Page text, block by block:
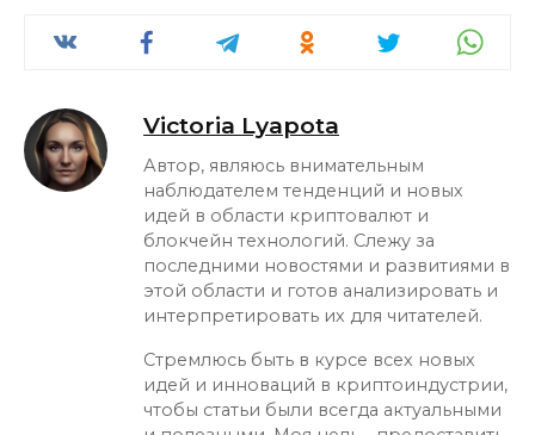
Victoria Lyapota
Автор, являюсь внимательным
наблюдателем тенденций и новых
идей в области криптовалют и
блокчейн технологий. Слежу за
последними новостями и развитиями в
этой области и готов анализировать и
интерпретировать их для читателей.
Стремлюсь быть в курсе всех новых
идей и инноваций в криптоиндустрии,
чтобы статьи были всегда актуальными